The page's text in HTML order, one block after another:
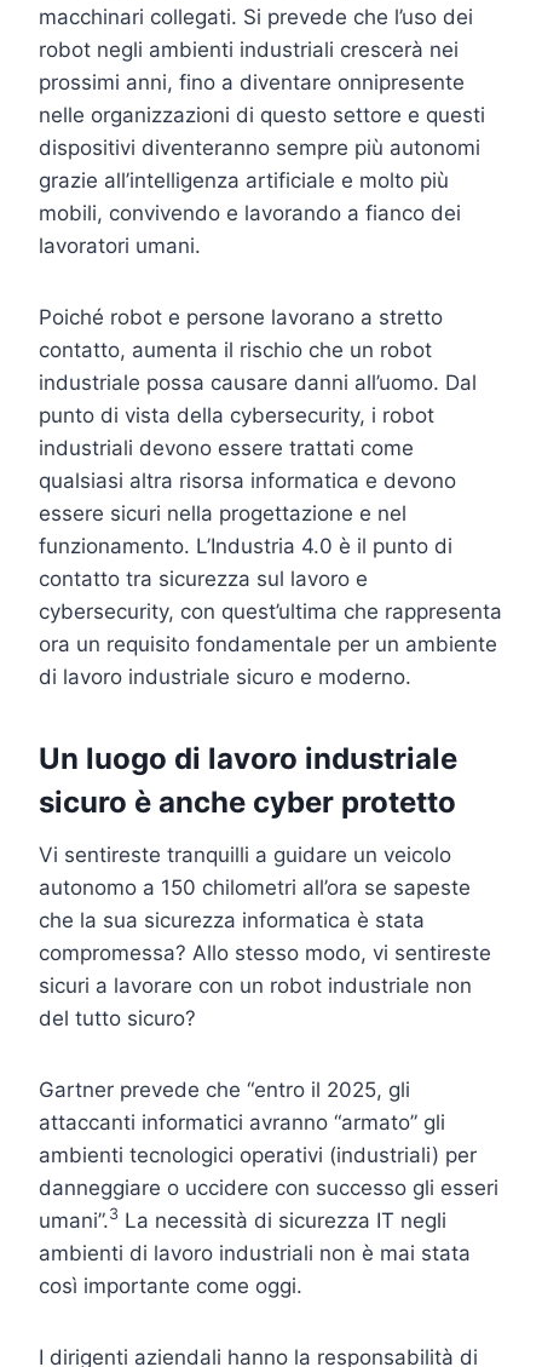
macchinari collegati. Si prevede che l’uso dei
robot negli ambienti industriali crescerà nei
prossimi anni, fino a diventare onnipresente
nelle organizzazioni di questo settore e questi
dispositivi diventeranno sempre più autonomi
grazie all’intelligenza artificiale e molto più
mobili, convivendo e lavorando a fianco dei
lavoratori umani.
Poiché robot e persone lavorano a stretto
contatto, aumenta il rischio che un robot
industriale possa causare danni all’uomo. Dal
punto di vista della cybersecurity, i robot
industriali devono essere trattati come
qualsiasi altra risorsa informatica e devono
essere sicuri nella progettazione e nel
funzionamento. L’Industria 4.0 è il punto di
contatto tra sicurezza sul lavoro e
cybersecurity, con quest’ultima che rappresenta
ora un requisito fondamentale per un ambiente
di lavoro industriale sicuro e moderno.
Un luogo di lavoro industriale
sicuro è anche cyber protetto
Vi sentireste tranquilli a guidare un veicolo
autonomo a 150 chilometri all’ora se sapeste
che la sua sicurezza informatica è stata
compromessa? Allo stesso modo, vi sentireste
sicuri a lavorare con un robot industriale non
del tutto sicuro?
Gartner prevede che “entro il 2025, gli
attaccanti informatici avranno “armato” gli
ambienti tecnologici operativi (industriali) per
danneggiare o uccidere con successo gli esseri
umani”.3 La necessità di sicurezza IT negli
ambienti di lavoro industriali non è mai stata
così importante come oggi.
I dirigenti aziendali hanno la responsabilità di